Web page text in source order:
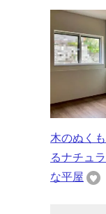
木のぬく
るナチュ
な平屋